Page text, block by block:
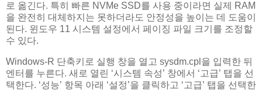
로 옮긴다. 특히 빠른 NVMe SSD를 사용 중이라면 실제 RAM
을 완전히 대체하지는 못하더라도 안정성을 높이는 데 도움이
된다. 윈도우 11 시스템 설정에서 페이징 파일 크기를 조정할
수 있다.
Windows-R 단축키로 실행 창을 열고 sysdm.cpl을 입력한 뒤
엔터를 누른다. 새로 열린 ‘시스템 속성’ 창에서 ‘고급’ 탭을 선
택한다. ‘성능’ 항목 아래 ‘설정’을 클릭하고 ‘고급’ 탭을 선택한